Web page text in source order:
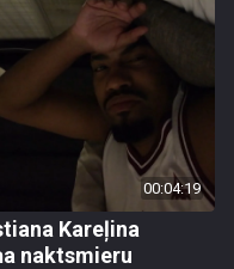
00:04:19
Kareļina
naktsmieru